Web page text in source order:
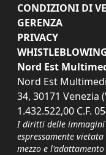
CONDIZIONI DI
GERENZA
PRIVACY
Nord Est
Nord Est
34, 30171 Venezia
1.432.522,00 C.F.
I diritti delle immagini
espressamente
mezzo e